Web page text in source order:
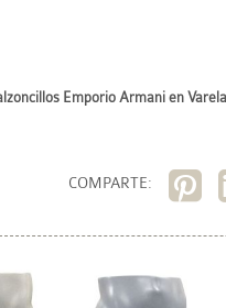
Emporio Armani en
COMPARTE: